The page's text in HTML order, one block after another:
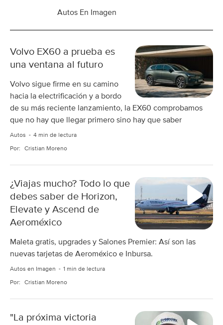
Autos En Imagen
Volvo EX60 a prueba es
una ventana al futuro
Volvo sigue firme en su camino
hacia la electrificación y a bordo
de su más reciente lanzamiento, la EX60 comprobamos
que no hay que llegar primero sino hay que saber
Autos 4 min de lectura
Por: Cristian Moreno
¿Viajas mucho? Todo lo que
debes saber de Horizon,
Elevate y Ascend de
Aeroméxico
Maleta gratis, upgrades y Salones Premier: Así son las
nuevas tarjetas de Aeroméxico e Inbursa.
Autos en Imagen 1 min de lectura
Por: Cristian Moreno
"La próxima victoria